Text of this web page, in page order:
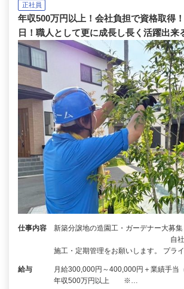
正社員
年収500万円以上！会社負担で資格取得
日！職人として更に成長し長く活躍出来
仕事内容
新築分譲地の造園工・ガー
自社分譲地の植
施工・定期管理をお願いします。 プラ
給与
月給300,000円～400,000円＋業績手当
年収500万円以上 ※…